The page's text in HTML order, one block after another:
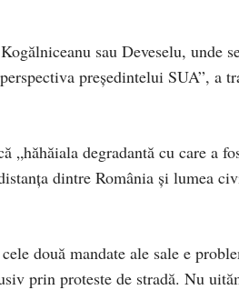
sau Deveselu, unde
președintelui SUA”, a
„hăhăiala degradantă cu care a
dintre România și lumea
două mandate ale sale e
prin proteste de stradă. Nu